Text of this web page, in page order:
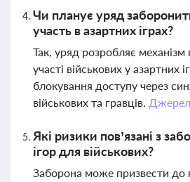
Чи планує уряд
участь в азартних іграх?
Так, уряд розробляє механізм
участі військових у азартних
блокування доступу через
військових та гравців.
Які ризики пов’язані з
ігор для військових?
Заборона може призвести до